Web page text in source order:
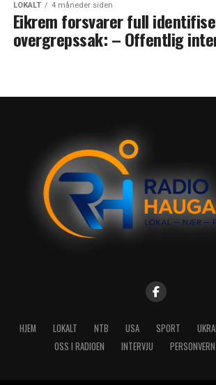
LOKALT 4 måneder siden
Eikrem forsvarer full
overgrepssak: – Offentlig
HJEM LOKALT NTB USA SPORT
OSS I RADIOEN
INTERVJU PERSONVERN